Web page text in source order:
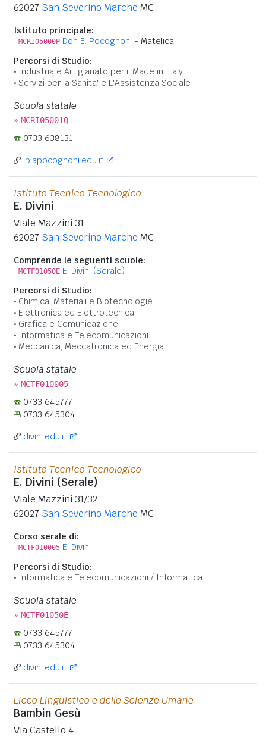
62027 San Severino Marche MC
Istituto principale:
MCRI05000P Don E. Pocognoni - Matelica
Percorsi di Studio:
Industria e Artigianato per il Made in Italy
Servizi per la Sanita' e L'Assistenza Sociale
Scuola statale
» MCRI05001Q
0733 638131
ipiapocognoni.edu.it
Istituto Tecnico Tecnologico
E. Divini
Viale Mazzini 31
62027 San Severino Marche MC
Comprende le seguenti scuole:
MCTF01050E E. Divini (Serale)
Percorsi di Studio:
Chimica, Materiali e Biotecnologie
Elettronica ed Elettrotecnica
Grafica e Comunicazione
Informatica e Telecomunicazioni
Meccanica, Meccatronica ed Energia
Scuola statale
» MCTF010005
0733 645777
0733 645304
divini.edu.it
Istituto Tecnico Tecnologico
E. Divini (Serale)
Viale Mazzini 31/32
62027 San Severino Marche MC
Corso serale di:
MCTF010005 E. Divini
Percorsi di Studio:
Informatica e Telecomunicazioni / Informatica
Scuola statale
» MCTF01050E
0733 645777
0733 645304
divini.edu.it
Liceo Linguistico e delle Scienze Umane
Bambin Gesù
Via Castello 4